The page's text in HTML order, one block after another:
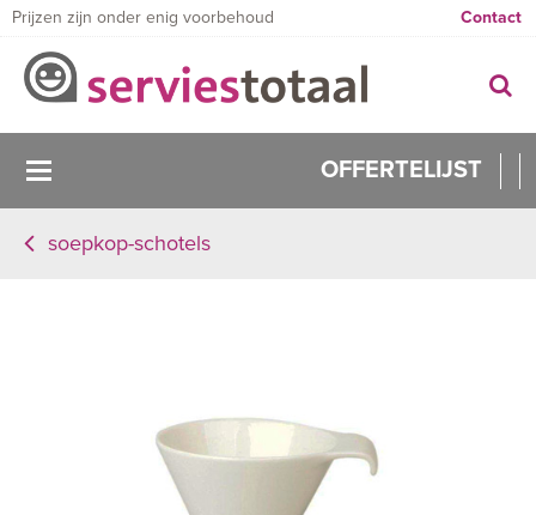
Prijzen zijn onder enig voorbehoud Contact
OFFERTELIJST
soepkop-schotels